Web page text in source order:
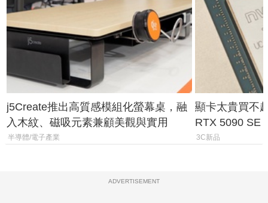
j5Create推出高質感模組化螢幕桌，融
入木紋、磁吸元素兼顧美觀與實用
半導體/電子產業
顯卡太貴買不
RTX 5090 SE
體
3C新品
ADVERTISEMENT